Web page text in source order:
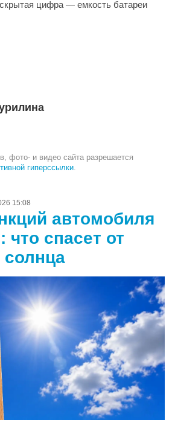
цифра — емкость батареи
фото- и видео сайта разрешается
гиперссылки
15:08
автомобиля
спасет от
солнца